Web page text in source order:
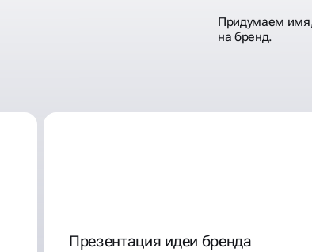
Придумаем имя,
на бренд.
Презентация идеи бренда